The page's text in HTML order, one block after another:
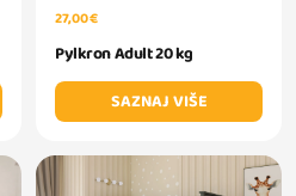
27,00 €
Pylkron Adult 20 kg
SAZNAJ VIŠE